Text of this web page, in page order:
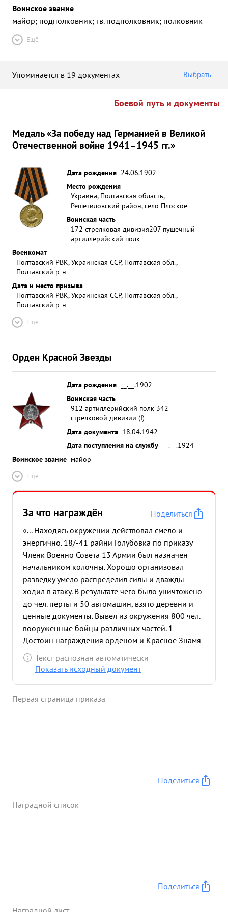
Воинское звание
майор; подполковник; гв. подполковник; полковник
Ещё
Упоминается в 19 документах Выбрать
Боевой путь и документы
Медаль «За победу над Германией в Великой
Отечественной войне 1941–1945 гг.»
Дата рождения 24.06.1902
Место рождения
Украина, Полтавская область,
Решетиловский район, село Плоское
Воинская часть
172 стрелковая дивизия207 пушечный
артиллерийский полк
Военкомат
Полтавский РВК, Украинская ССР, Полтавская обл.,
Полтавский р-н
Дата и место призыва
Полтавский РВК, Украинская ССР, Полтавская обл.,
Полтавский р-н
Ещё
Орден Красной Звезды
Дата рождения
__.__.1902
Воинская часть
912 артиллерийский полк 342
стрелковой дивизии (I)
Дата документа 18.04.1942
Дата поступления на службу
__.__.1924
Воинское звание майор
Ещё
За что награждён
Поделиться
«... Находясь окружении действовал смело и
энергично. 18/-41 райни Голубовка по приказу
Членк Военно Совета 13 Армии был назначен
начальником колочны. Хорошо организовал
разведку умело распределил силы и дважды
ходил в атаку. В результате чего было уничтожено
до чел. перты и 50 автомашин, взято деревни и
ценные документы. Вывел из окружения 800 чел.
вооруженные бойцы различных частей. 1
Достоин награждения орденом и Красное Знамя
...» Текст распознан автоматически
Показать исходный документ
Первая страница приказа
Поделиться
Наградной список
Поделиться